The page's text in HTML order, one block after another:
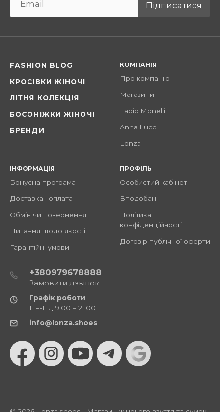
Підписатися
FASHION BLOG
КРОСІВКИ ЖІНОЧІ
ЛІТНЯ КОЛЕКЦІЯ
БОСОНІЖКИ ЖІНОЧІ
БРЕНДИ
КОМПАНІЯ
Про компанію
Магазини
Fabio Monelli
Anna Lucci
Lonza
ІНФОРМАЦІЯ
Бонусна програма
Доставка і оплата
Обмін чи повернення
Питання щодо якості
Гарантійні умови
ПРОФІЛЬ
Особистий кабінет
Вподобані
Політика
конфіденційності
Договір публічної оферти
+380979678888
Замовити дзвінок
Графік роботи
Пн-Нд 9:00 – 21:00
info@lonza.shoes